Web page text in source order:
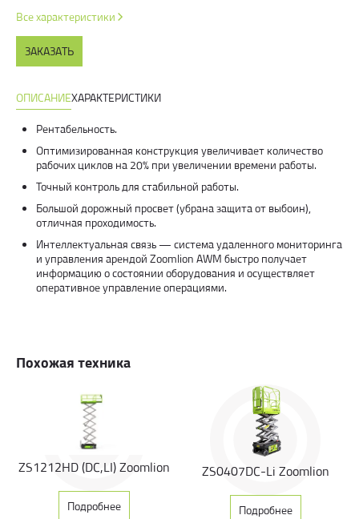
Все характеристики
ЗАКАЗАТЬ
ОПИСАНИЕХАРАКТЕРИСТИКИ
Рентабельность.
Оптимизированная конструкция увеличивает количество
рабочих циклов на 20% при увеличении времени работы.
Точный контроль для стабильной работы.
Большой дорожный просвет (убрана защита от выбоин),
отличная проходимость.
Интеллектуальная связь — система удаленного мониторинга
и управления арендой Zoomlion AWM быстро получает
информацию о состоянии оборудования и осуществляет
оперативное управление операциями.
Похожая техника
ZS1212HD (DC,LI) Zoomlion
Подробнее
ZS0407DC-Li Zoomlion
Подробнее